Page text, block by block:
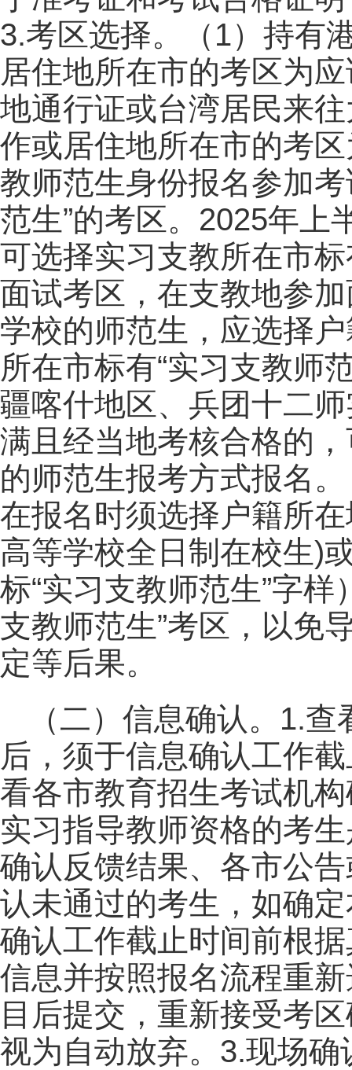
3.考区选择。（1）持有
居住地所在市的考区为
地通行证或台湾居民来
作或居住地所在市的考
教师范生身份报名参加
范生”的考区。2025年上
可选择实习支教所在市
面试考区，在支教地参
学校的师范生，应选择
所在市标有“实习支教师
疆喀什地区、兵团十二
满且经当地考核合格的
的师范生报考方式报名
在报名时须选择户籍所
高等学校全日制在校生)
标“实习支教师范生”字
支教师范生”考区，以免
定等后果。
（二）信息确认。1.
后，须于信息确认工作
看各市教育招生考试机
实习指导教师资格的考
确认反馈结果、各市公
认未通过的考生，如确
确认工作截止时间前根
信息并按照报名流程重
目后提交，重新接受考
视为自动放弃。3.现场